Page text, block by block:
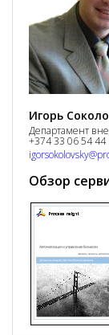
Игорь
Департамент
+374 33 06 54 44
Обзор